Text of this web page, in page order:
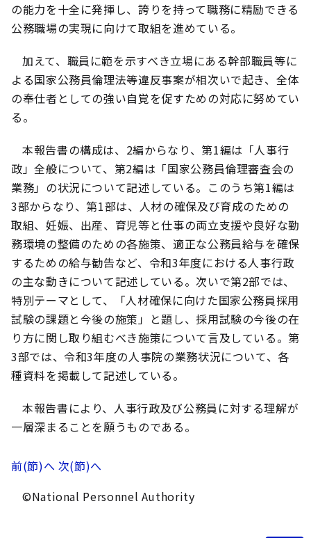
の能力を十全に発揮し、誇りを持って職務に精励できる
公務職場の実現に向けて取組を進めている。
加えて、職員に範を示すべき立場にある幹部職員等に
よる国家公務員倫理法等違反事案が相次いで起き、全体
の奉仕者としての強い自覚を促すための対応に努めてい
る。
本報告書の構成は、2編からなり、第1編は「人事行
政」全般について、第2編は「国家公務員倫理審査会の
業務」の状況について記述している。このうち第1編は
3部からなり、第1部は、人材の確保及び育成のための
取組、妊娠、出産、育児等と仕事の両立支援や良好な勤
務環境の整備のための各施策、適正な公務員給与を確保
するための給与勧告など、令和3年度における人事行政
の主な動きについて記述している。次いで第2部では、
特別テーマとして、「人材確保に向けた国家公務員採用
試験の課題と今後の施策」と題し、採用試験の今後の在
り方に関し取り組むべき施策について言及している。第
3部では、令和3年度の人事院の業務状況について、各
種資料を掲載して記述している。
本報告書により、人事行政及び公務員に対する理解が
一層深まることを願うものである。
前(節)へ 次(節)へ
©National Personnel Authority